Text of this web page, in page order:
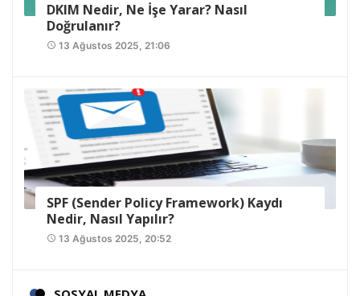
DKIM Nedir, Ne İşe Yarar? Nasıl
Doğrulanır?
access_time 13 Ağustos 2025, 21:06
SPF (Sender Policy Framework) Kaydı
Nedir, Nasıl Yapılır?
access_time 13 Ağustos 2025, 20:52